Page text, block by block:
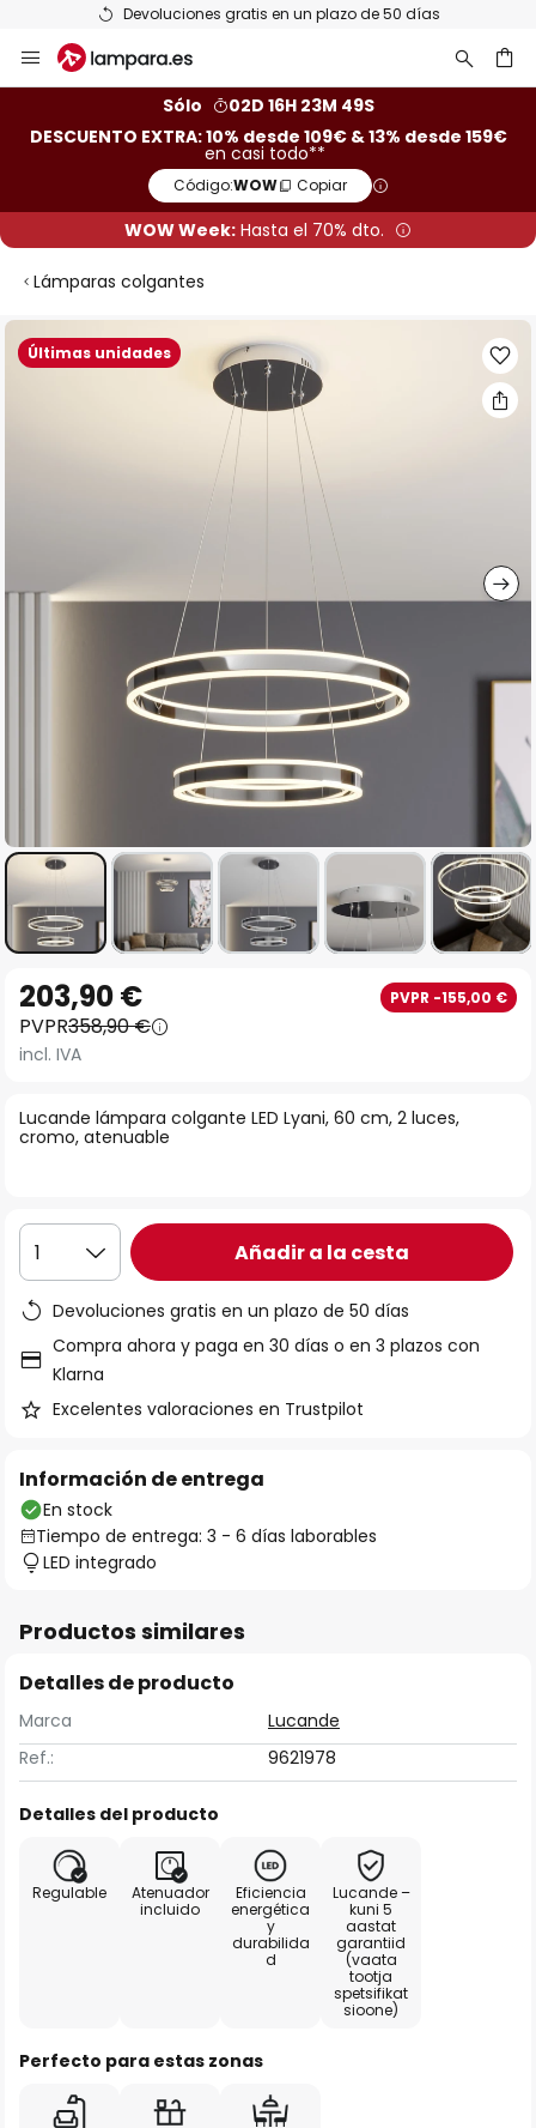
Devoluciones gratis en un plazo de 50 días
al
Sólo
02D 16H 23M 49S
DESCUENTO EXTRA: 10% desde 109€ & 13% desde 159€
en casi todo**
Código:WOW Copiar
WOW Week: Hasta el 70% dto.
Lámparas colgantes
Últimas unidades
Saltar
al
comienzo
de
galería
de
Lucande lámpara colgante LED Lyani, 60 cm, 2 luces,
cromo, atenuable
203,90 € PVPR -155,00 €
PVPR358,90 €
incl. IVA
1 Añadir a la cesta
Devoluciones gratis en un plazo de 50 días
Compra ahora y paga en 30 días o en 3 plazos con
Klarna
Excelentes valoraciones en Trustpilot
Información de entrega
En stock
Tiempo de entrega: 3 - 6 días laborables
LED integrado
Productos similares
Detalles de producto
Marca
Lucande
Ref.:
9621978
Detalles del producto
Regulable
Atenuador
incluido
Eficiencia
energética
y
durabilida
d
Lucande –
kuni 5
aastat
garantiid
(vaata
tootja
spetsifikat
sioone)
Perfecto para estas zonas